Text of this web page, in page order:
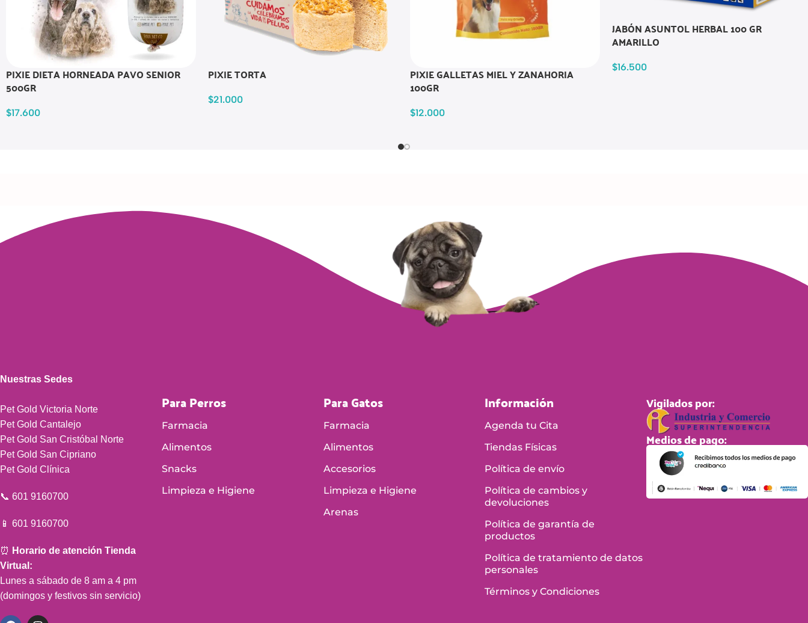
PIXIE DIETA HORNEADA PAVO SENIOR
500GR
$17.600
PIXIE TORTA
$21.000
PIXIE GALLETAS MIEL Y ZANAHORIA
100GR
$12.000
JABÓN ASUNTOL HERBAL 100 GR
AMARILLO
$16.500
Nuestras Sedes
Pet Gold Victoria Norte
Pet Gold Cantalejo
Pet Gold San Cristóbal Norte
Pet Gold San Cipriano
Pet Gold Clínica
📞 601 9160700
📱 601 9160700
⏰ Horario de atención Tienda
Virtual:
Lunes a sábado de 8 am a 4 pm
(domingos y festivos sin servicio)
Para Perros
Farmacia
Alimentos
Snacks
Limpieza e Higiene
Para Gatos
Farmacia
Alimentos
Accesorios
Limpieza e Higiene
Arenas
Información
Agenda tu Cita
Tiendas Físicas
Política de envío
Política de cambios y
devoluciones
Política de garantía de
productos
Política de tratamiento de datos
personales
Términos y Condiciones
Vigilados por:
Medios de pago: